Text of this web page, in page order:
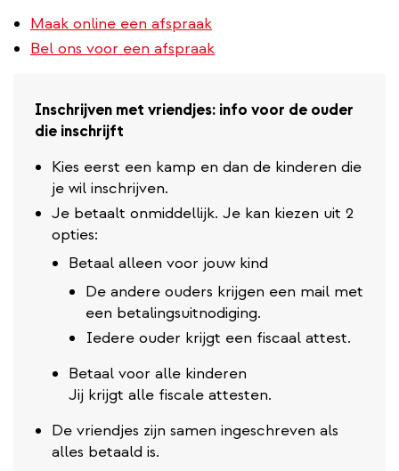
Maak online een afspraak
Bel ons voor een afspraak
Inschrijven met vriendjes: info voor de ouder
die inschrijft
Kies eerst een kamp en dan de kinderen die
je wil inschrijven.
Je betaalt onmiddellijk. Je kan kiezen uit 2
opties:
Betaal alleen voor jouw kind
De andere ouders krijgen een mail met
een betalingsuitnodiging.
Iedere ouder krijgt een fiscaal attest.
Betaal voor alle kinderen
Jij krijgt alle fiscale attesten.
De vriendjes zijn samen ingeschreven als
alles betaald is.